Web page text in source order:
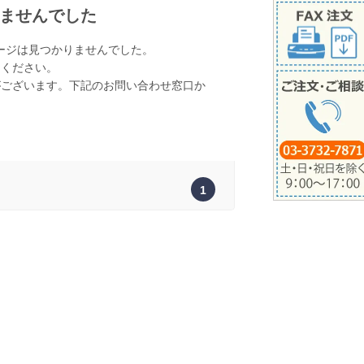
せんでした
は見つかりませんでした。
ださい。
ざいます。下記のお問い合わせ窓口か
1